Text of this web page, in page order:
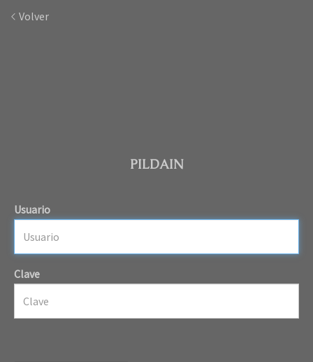
Volver
PILDAIN
Usuario
Clave